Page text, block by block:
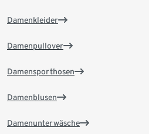
Damenkleider
Damenpullover
Damensporthosen
Damenblusen
Damenunterwäsche